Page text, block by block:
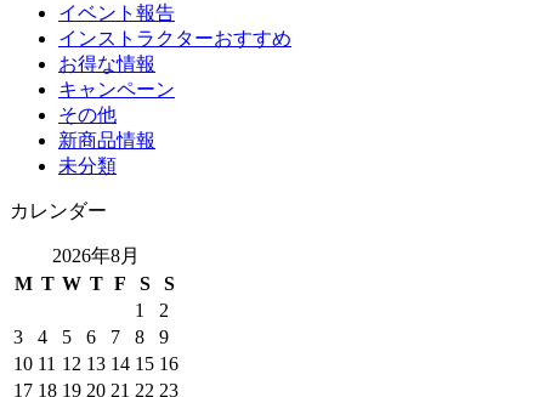
イベント報告
インストラクターおすすめ
お得な情報
キャンペーン
その他
新商品情報
未分類
カレンダー
2026年8月
M T W T F S
S
1
2
3
4 5 6 7 8
9
10 11 12 13 14 15 16
17 18 19 20 21 22 23